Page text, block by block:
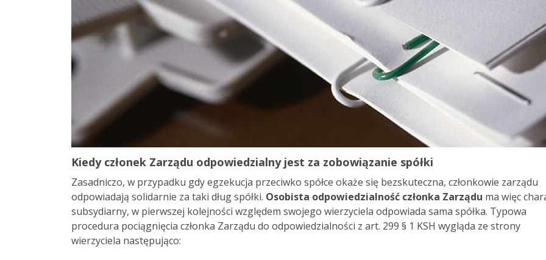
Kiedy członek Zarządu odpowiedzialny jest za zobowiązanie spółki
Zasadniczo, w przypadku gdy egzekucja przeciwko spółce okaże się bezskuteczna, członkowie zarządu
odpowiadają solidarnie za taki dług spółki. Osobista odpowiedzialność członka Zarządu ma więc
subsydiarny, w pierwszej kolejności względem swojego wierzyciela odpowiada sama spółka. Typowa
procedura pociągnięcia członka Zarządu do odpowiedzialności z art. 299 § 1 KSH wygląda ze strony
wierzyciela następująco: